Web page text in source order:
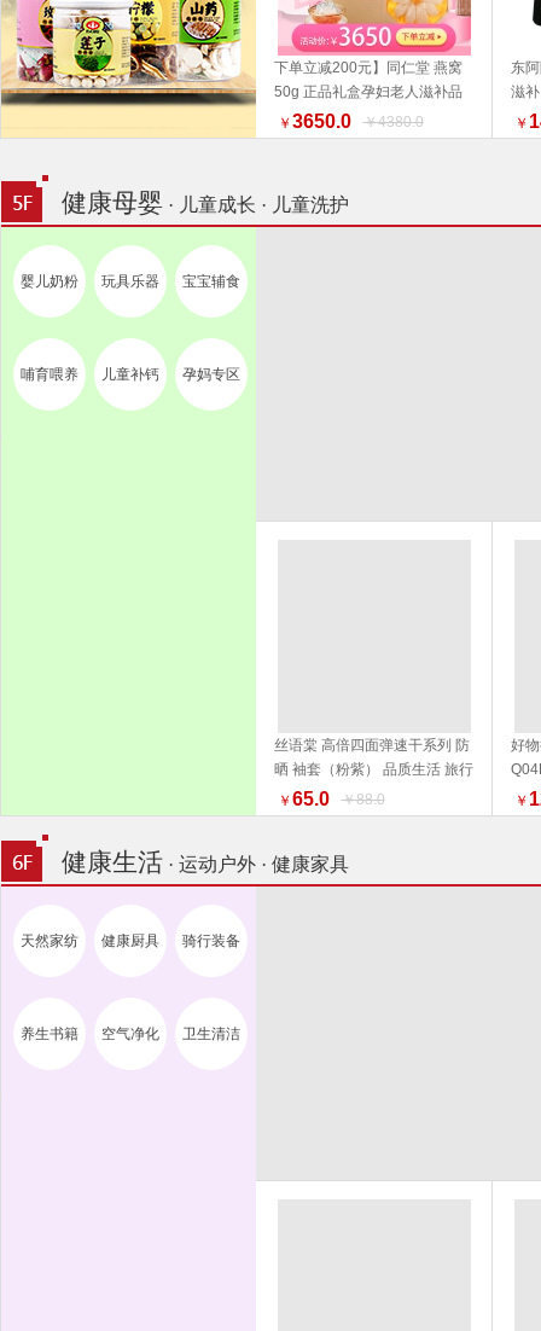
下单立减200元】同仁堂 燕窝
50g 正品礼盒孕妇老人滋补品
好物推荐 端午礼盒推荐
￥ 3650.0 ￥4380.0
东
滋补
￥
健康母婴 · 儿童成长 · 儿童洗护
婴儿奶粉 玩具乐器 宝宝辅食
哺育喂养 儿童补钙 孕妈专区
丝语棠 高倍四面弹速干系列 防
晒 袖套（粉紫） 品质生活 旅行
户外
￥ 65.0 ￥88.0
好
活
￥
健康生活 · 运动户外 · 健康家具
天然家纺 健康厨具 骑行装备
养生书籍 空气净化 卫生清洁